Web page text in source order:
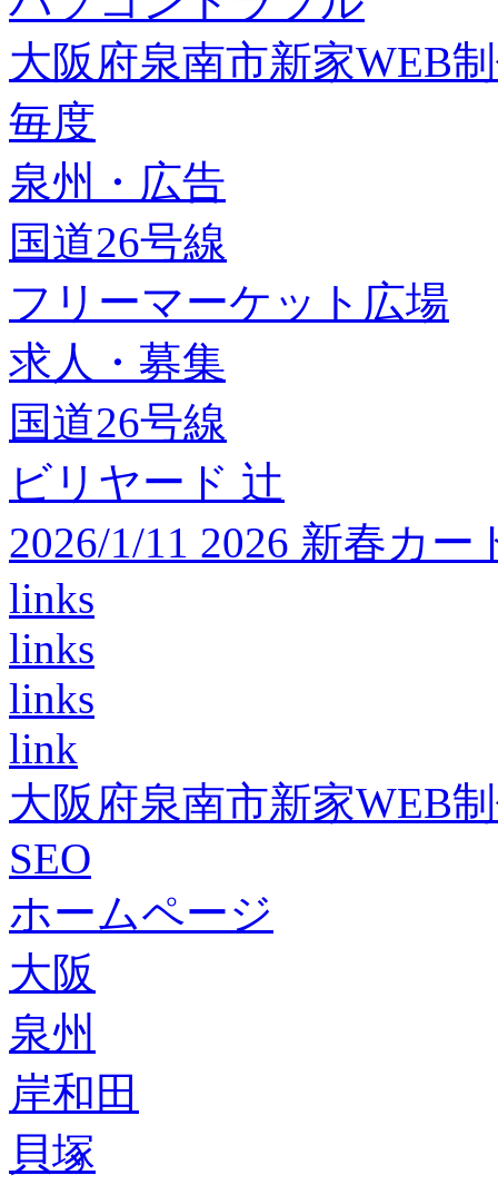
大阪府泉南市新家WEB
毎度
泉州・広告
国道26号線
フリーマーケット広場
求人・募集
国道26号線
ビリヤード 辻
2026/1/11 2026 新春カ
links
links
links
link
大阪府泉南市新家WEB
SEO
ホームページ
大阪
泉州
岸和田
貝塚